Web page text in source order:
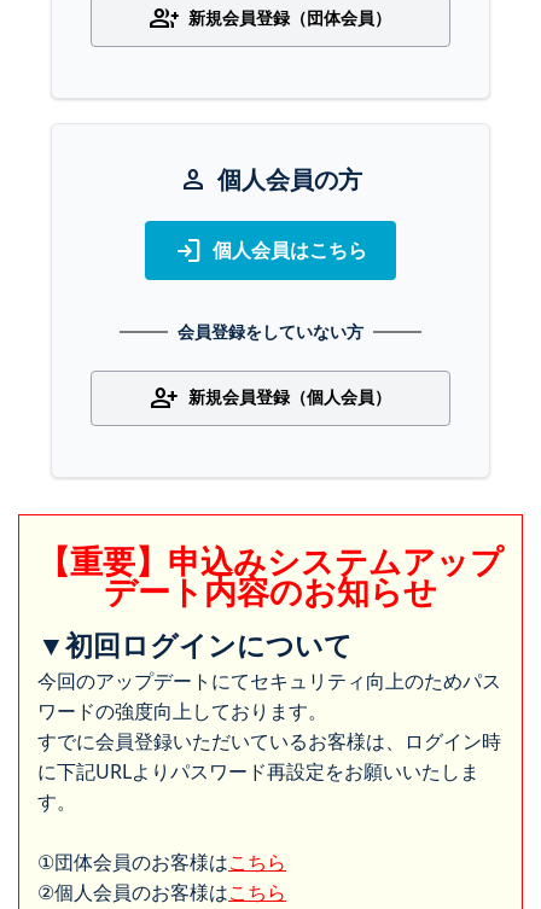
group_add 新規会員登録（団体会員）
person 個人会員の方
login 個人会員はこちら
会員登録をしていない方
person_add 新規会員登録（個人会員）
【重要】申込みシステムアップ
デート内容のお知らせ
▼初回ログインについて
今回のアップデートにてセキュリティ向上のためパス
ワードの強度向上しております。
すでに会員登録いただいているお客様は、ログイン時
に下記URLよりパスワード再設定をお願いいたしま
す。
①団体会員のお客様はこちら
②個人会員のお客様はこちら